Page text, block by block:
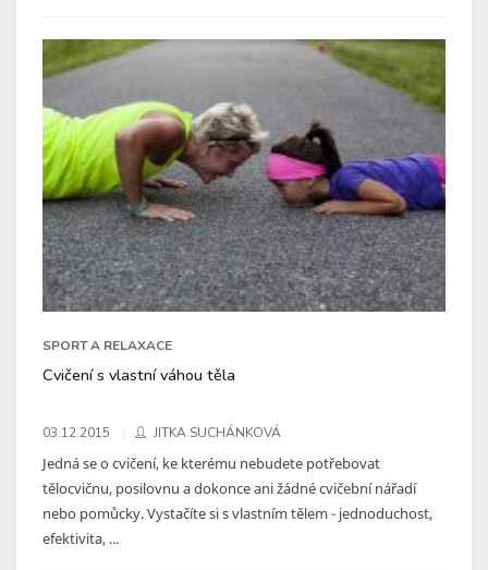
SPORT A RELAXACE
Cvičení s vlastní váhou těla
03.12.2015 JITKA SUCHÁNKOVÁ
Jedná se o cvičení, ke kterému nebudete potřebovat
tělocvičnu, posilovnu a dokonce ani žádné cvičební nářadí
nebo pomůcky. Vystačíte si s vlastním tělem - jednoduchost,
efektivita, ...